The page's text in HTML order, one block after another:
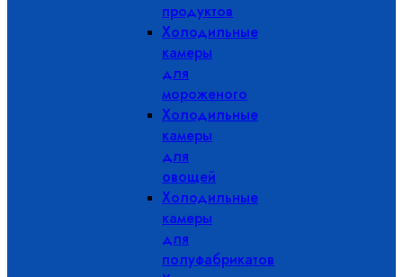
продуктов
Холодильные
камеры
для
мороженого
Холодильные
камеры
для
овощей
Холодильные
камеры
для
полуфабрикатов